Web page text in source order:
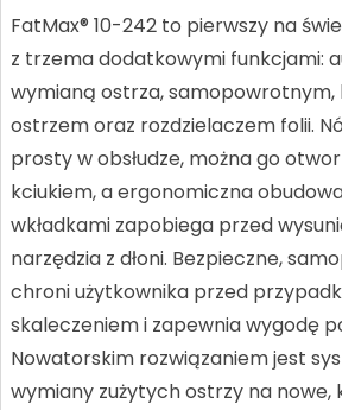
FatMax® 10-242 to pierwszy na
z trzema dodatkowymi funkcjami:
wymianą ostrza,
ostrzem oraz rozdzielaczem folii.
prosty w obsłudze, można go
kciukiem, a ergonomiczna
wkładkami zapobiega przed
narzędzia z dłoni. Bezpieczne,
chroni użytkownika przed
skaleczeniem i zapewnia wygodę
Nowatorskim rozwiązaniem jest
wymiany zużytych ostrzy na nowe,